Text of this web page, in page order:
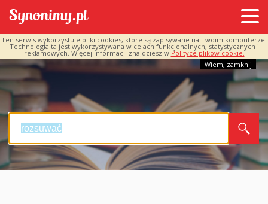
Ten serwis wykorzystuje pliki cookies, które są zapisywane na Twoim komputerze.
Technologia ta jest wykorzystywana w celach funkcjonalnych, statystycznych i
reklamowych. Więcej informacji znajdziesz w Polityce plików cookie.
Wiem, zamknij